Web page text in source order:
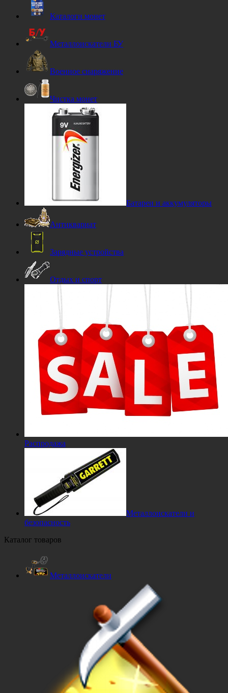
Каталоги монет
Металлоискатели БУ
Военное снаряжение
Чистка монет
Батареи и аккумуляторы
Антиквариат
Зарядные устройства
Отдых и спорт
Распродажа
Металлоискатели и
безопасность
Каталог товаров
Металлоискатели